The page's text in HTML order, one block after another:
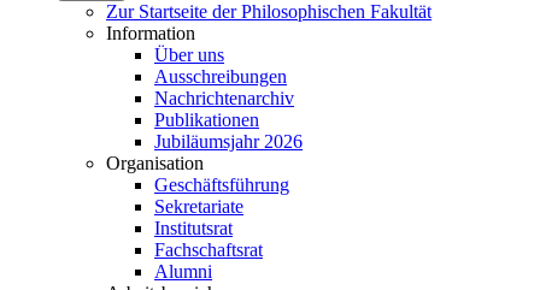
Zur Startseite der Philosophischen Fakultät
Information
Über uns
Ausschreibungen
Nachrichtenarchiv
Publikationen
Jubiläumsjahr 2026
Organisation
Geschäftsführung
Sekretariate
Institutsrat
Fachschaftsrat
Alumni